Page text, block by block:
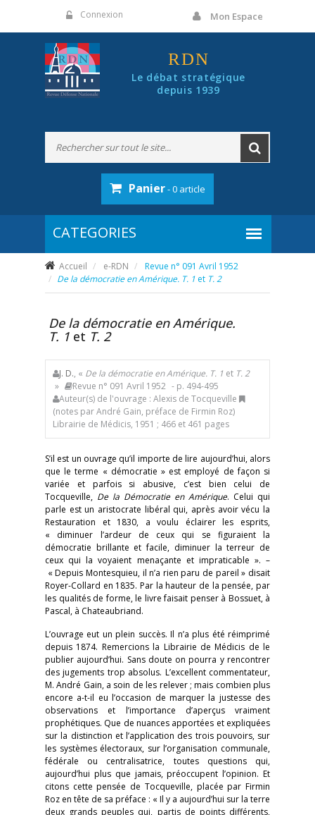
Connexion Mon Espace
RDN
Le débat stratégique
depuis 1939
Panier- 0 article
Accueil e-RDN
Revue n° 091 Avril 1952
De la démocratie en Amérique. T. 1 et T. 2
De la démocratie en Amérique.
T. 1 et T. 2
J. D., « De la démocratie en Amérique. T. 1 et T. 2
»
Revue n° 091 Avril 1952 - p. 494-495
Auteur(s) de l'ouvrage : Alexis de Tocqueville
(notes par André Gain, préface de Firmin Roz)
Librairie de Médicis, 1951 ; 466 et 461 pages
S’il est un ouvrage qu’il importe de lire aujourd’hui, alors
que le terme « démocratie » est employé de façon si
variée et parfois si abusive, c’est bien celui de
Tocqueville, De la Démocratie en Amérique. Celui qui
parle est un aristocrate libéral qui, après avoir vécu la
Restauration et 1830, a voulu éclairer les esprits,
« diminuer l’ardeur de ceux qui se figuraient la
démocratie brillante et facile, diminuer la terreur de
ceux qui la voyaient menaçante et impraticable ». –
« Depuis Montesquieu, il n’a rien paru de pareil » disait
Royer-Collard en 1835. Par la hauteur de la pensée, par
les qualités de forme, le livre faisait penser à Bossuet, à
Pascal, à Chateaubriand.
L’ouvrage eut un plein succès. Il n’a plus été réimprimé
depuis 1874. Remercions la Librairie de Médicis de le
publier aujourd’hui. Sans doute on pourra y rencontrer
des jugements trop absolus. L’excellent commentateur,
M. André Gain, a soin de les relever ; mais combien plus
encore a-t-il eu l’occasion de marquer la justesse des
observations et l’importance d’aperçus vraiment
prophétiques. Que de nuances apportées et expliquées
sur la distinction et l’application des trois pouvoirs, sur
les systèmes électoraux, sur l’organisation communale,
fédérale ou centralisatrice, toutes questions qui,
aujourd’hui plus que jamais, préoccupent l’opinion. Et
citons cette pensée de Tocqueville, placée par Firmin
Roz en tête de sa préface : « Il y a aujourd’hui sur la terre
deux grands peuples qui, partis de points différents,